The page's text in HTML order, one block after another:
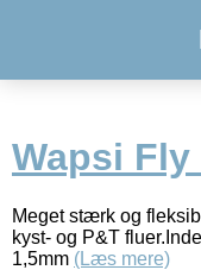
Wapsi Fly
Meget stærk og
kyst- og P&T
1,5mm (Læs mere)